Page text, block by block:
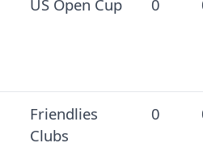
US Open Cup 0
Friendlies
Clubs
0